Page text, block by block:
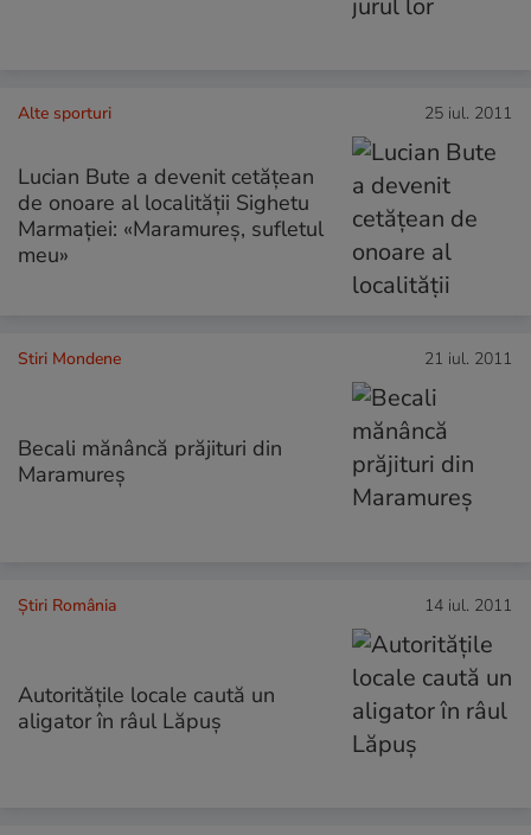
Alte sporturi 25 iul. 2011
Lucian Bute a devenit cetăţean
de onoare al localităţii Sighetu
Marmaţiei: «Maramureş, sufletul
meu»
Stiri Mondene 21 iul. 2011
Becali mănâncă prăjituri din
Maramureș
Știri România 14 iul. 2011
Autorităţile locale caută un
aligator în râul Lăpuş